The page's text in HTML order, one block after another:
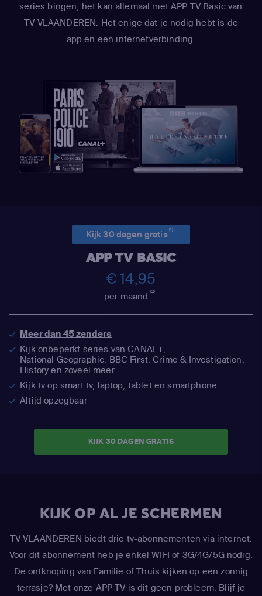
series bingen, het kan allemaal met APP TV Basic van
TV VLAANDEREN. Het enige dat je nodig hebt is de
app en een internetverbinding.
Kijk 30 dagen gratis(1)
APP TV BASIC
€ 14,95
per maand(2)
Meer dan 45 zenders
Kijk onbeperkt series van CANAL+,
National Geographic, BBC First, Crime & Investigation,
History en zoveel meer
Kijk tv op smart tv, laptop, tablet en smartphone
Altijd opzegbaar
KIJK 30 DAGEN GRATIS
KIJK OP AL JE SCHERMEN
TV VLAANDEREN biedt drie tv-abonnementen via internet.
Voor dit abonnement heb je enkel WIFI of 3G/4G/5G nodig.
De ontknoping van Familie of Thuis kijken op een zonnig
terrasje? Met onze APP TV is dit geen probleem. Blijf je